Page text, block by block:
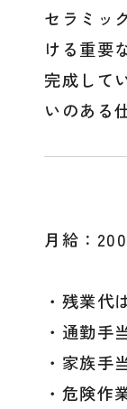
セラミッ
ける重要
完成して
いのある
月給：
・残業代
・通勤手
・家族手
・危険作